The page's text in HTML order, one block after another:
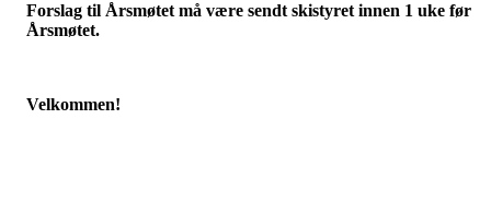
Forslag til Årsmøtet må være sendt skistyret innen 1 uke før
Årsmøtet.
Velkommen!